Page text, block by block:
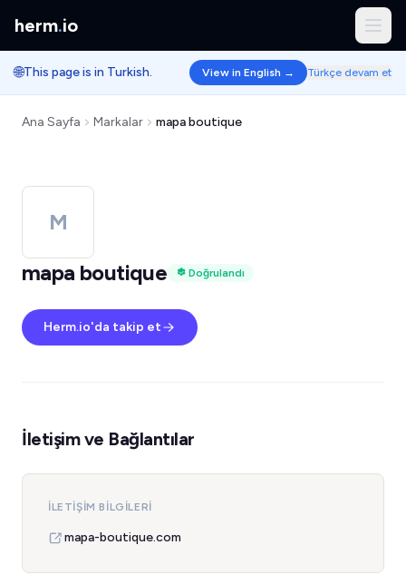
herm.io
🌐This page is in Turkish. View in English → Türkçe devam et
Ana Sayfa Markalar mapa boutique
M
mapa boutique
Doğrulandı
Herm.io'da takip et
İletişim ve Bağlantılar
İLETIŞIM BILGILERI
mapa-boutique.com